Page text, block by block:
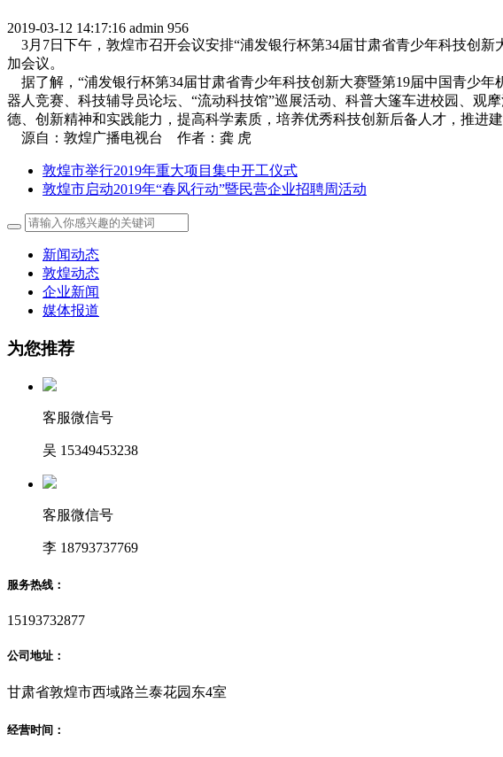
2019-03-12 14:17:16 admin 956
3月7日下午，敦煌市召开会议安排“浦发银行杯第34届甘肃省青少年科技创
加会议。
据了解，“浦发银行杯第34届甘肃省青少年科技创新大赛暨第19届中国青少
器人竞赛、科技辅导员论坛、“流动科技馆”巡展活动、科普大篷车进校园、观
德、创新精神和实践能力，提高科学素质，培养优秀科技创新后备人才，推进建
源自：敦煌广播电视台 作者：龚 虎
敦煌市举行2019年重大项目集中开工仪式
敦煌市启动2019年“春风行动”暨民营企业招聘周活动
新闻动态
敦煌动态
企业新闻
媒体报道
为您推荐
客服微信号
吴 15349453238
客服微信号
李 18793737769
服务热线：
15193732877
公司地址：
甘肃省敦煌市西域路兰泰花园东4室
经营时间：